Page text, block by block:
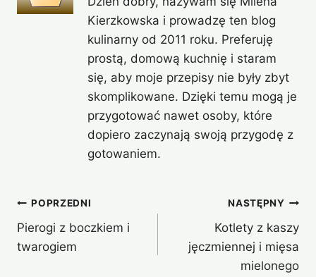
Kierzkowska i prowadzę ten blog
kulinarny od 2011 roku. Preferuję
prostą, domową kuchnię i staram
się, aby moje przepisy nie były zbyt
skomplikowane. Dzięki temu mogą je
przygotować nawet osoby, które
dopiero zaczynają swoją przygodę z
gotowaniem.
Nawigacja
wpisu
POPRZEDNI
Pierogi z boczkiem i
twarogiem
NASTĘPNY
Kotlety z kaszy
jęczmiennej i mięsa
mielonego